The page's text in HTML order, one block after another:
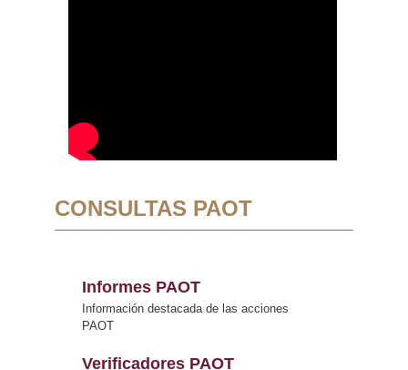
CONSULTAS PAOT
Informes PAOT
Información destacada de las acciones
PAOT
Verificadores PAOT